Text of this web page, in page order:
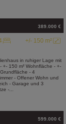
389.000 €
+/- 150 m²
in ruhiger Lage mit
+- 150 m² Wohnfläche - +-
- 4
- Offener Wohn und
- Garage und 3
-...
599.000 €